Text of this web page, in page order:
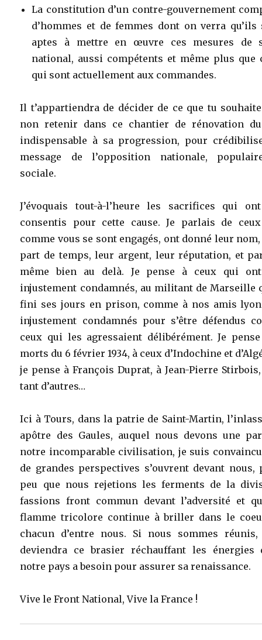
La constitution d’un contre-gouvernement
d’hommes et de femmes dont on verra qu’ils
aptes à mettre en œuvre ces mesures de
national, aussi compétents et même plus que
qui sont actuellement aux commandes.
Il t’appartiendra de décider de ce que tu
non retenir dans ce chantier de rénovation
indispensable à sa progression, pour
message de l’opposition nationale,
sociale.
J’évoquais tout-à-l’heure les sacrifices qui
consentis pour cette cause. Je parlais de
comme vous se sont engagés, ont donné leur
part de temps, leur argent, leur réputation, et
même bien au delà. Je pense à ceux qui
injustement condamnés, au militant de Marseille
fini ses jours en prison, comme à nos amis
injustement condamnés pour s’être défendus
ceux qui les agressaient délibérément. Je
morts du 6 février 1934, à ceux d’Indochine et
je pense à François Duprat, à Jean-Pierre
tant d’autres…
Ici à Tours, dans la patrie de Saint-Martin,
apôtre des Gaules, auquel nous devons une
notre incomparable civilisation, je suis
de grandes perspectives s’ouvrent devant nous,
peu que nous rejetions les ferments de la
fassions front commun devant l’adversité et
flamme tricolore continue à briller dans le
chacun d’entre nous. Si nous sommes
deviendra ce brasier réchauffant les énergies
notre pays a besoin pour assurer sa renaissance.
Vive le Front National, Vive la France !